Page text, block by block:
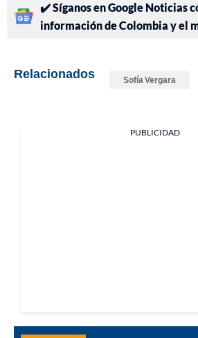
✔️ Síganos en Google Noticias
información de Colombia y el
Relacionados Sofía Vergara
PUBLICIDAD